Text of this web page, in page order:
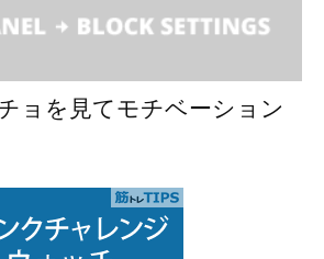
ョを見てモチベーション